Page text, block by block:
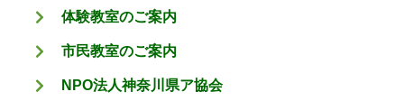
体験教室のご案内
市民教室のご案内
NPO法人神奈川県ア協会